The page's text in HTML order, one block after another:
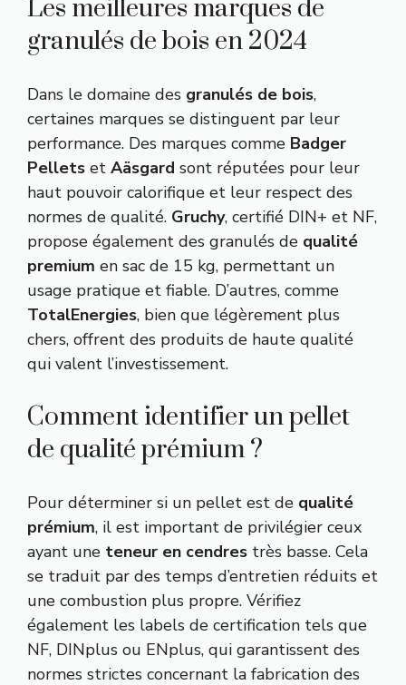
Les meilleures marques de
granulés de bois en 2024
Dans le domaine des granulés de bois,
certaines marques se distinguent par leur
performance. Des marques comme Badger
Pellets et Aäsgard sont réputées pour leur
haut pouvoir calorifique et leur respect des
normes de qualité. Gruchy, certifié DIN+ et NF,
propose également des granulés de qualité
premium en sac de 15 kg, permettant un
usage pratique et fiable. D’autres, comme
TotalEnergies, bien que légèrement plus
chers, offrent des produits de haute qualité
qui valent l’investissement.
Comment identifier un pellet
de qualité prémium ?
Pour déterminer si un pellet est de qualité
prémium, il est important de privilégier ceux
ayant une teneur en cendres très basse. Cela
se traduit par des temps d’entretien réduits et
une combustion plus propre. Vérifiez
également les labels de certification tels que
NF, DINplus ou ENplus, qui garantissent des
normes strictes concernant la fabrication des